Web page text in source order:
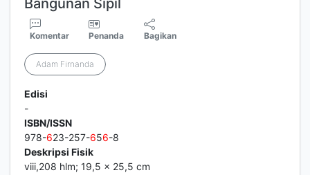
Bangunan Sipil
Komentar Penanda Bagikan
Adam Firnanda
Edisi
-
ISBN/ISSN
978-623-257-656-8
Deskripsi Fisik
viii,208 hlm; 19,5 x 25,5 cm